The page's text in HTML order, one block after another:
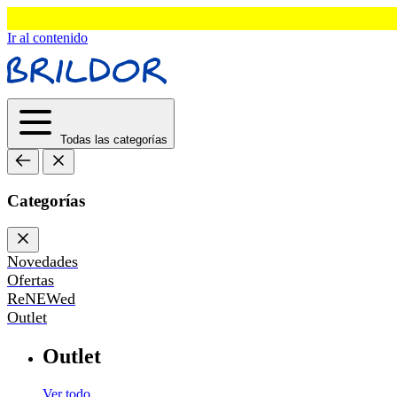
Ir al contenido
Todas las categorías
Categorías
Novedades
Ofertas
ReNEWed
Outlet
Outlet